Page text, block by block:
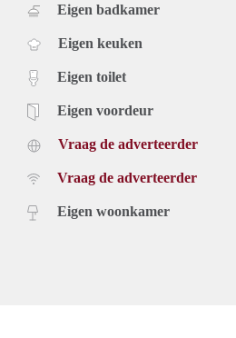
Eigen badkamer
Eigen keuken
Eigen toilet
Eigen voordeur
Vraag de adverteerder
Vraag de adverteerder
Eigen woonkamer